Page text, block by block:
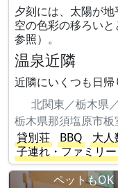
夕刻には、太陽が地
空の色彩の移ろい
参照）。
温泉近隣
近隣にいくつも日帰
北関東／栃木県
栃木県那須塩原市
貸別荘
BBQ 大人
子連れ・ファミリー
ペットもOK